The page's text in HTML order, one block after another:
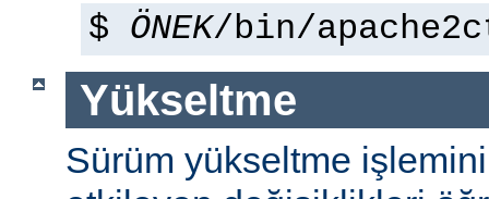
$ ÖNEK/bin/
Yükseltme
Sürüm yükseltme